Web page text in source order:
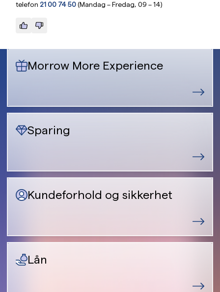
telefon 21 00 74 50(Mandag – Fredag, 09 – 14)
Morrow More Experience
Sparing
Kundeforhold og sikkerhet
Lån